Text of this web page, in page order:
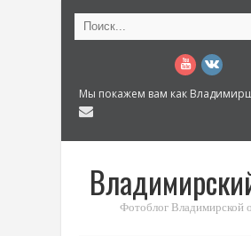
Мы покажем вам как
Фотоблог Владимирской